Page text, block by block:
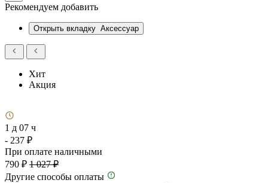
Рекомендуем добавить
Открыть вкладку Аксессуар
Хит
Акция
1 д 07 ч
- 237 ₽
При оплате наличными
790 ₽ 1 027 ₽
Другие способы оплаты